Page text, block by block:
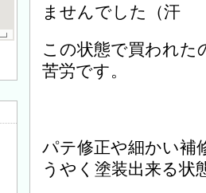
ませんでした（汗
この状態で買われた
苦労です。
パテ修正や細かい補
うやく塗装出来る状